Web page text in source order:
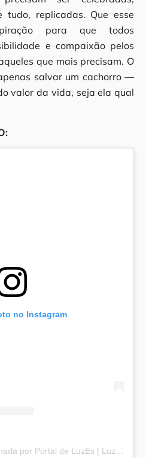
replicadas. Que esse
para que todos
e compaixão pelos
que mais precisam. O
salvar um cachorro —
valor da vida, seja ela qual
no Instagram
Uma publicação compartilhada por Portal de LuzEs | Luz e Esperança (@portaldeluzes)